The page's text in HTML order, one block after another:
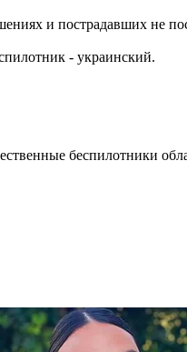
и пострадавших не
- украинский.
беспилотники